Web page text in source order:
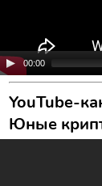
00:00
YouTube-
Юные